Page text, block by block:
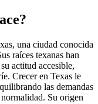
una ciudad conocida
raíces texanas han
actitud accesible,
Crecer en Texas le
las demandas
Su origen